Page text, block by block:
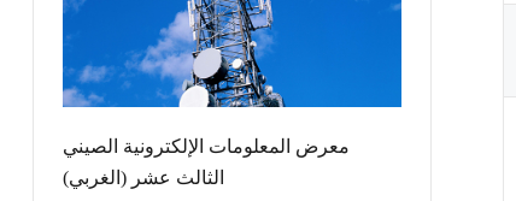
معرض المعلومات الإلكترونية الصيني
الثالث عشر (الغربي)